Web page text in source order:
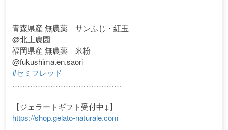
青森県産 無農薬 サンふじ・紅玉
@北上農園
福岡県産 無農薬 米粉
@fukushima.en.saori
#セミフレッド
…………………………………….
【ジェラートギフト受付中↓】
https://shop.gelato-naturale.com